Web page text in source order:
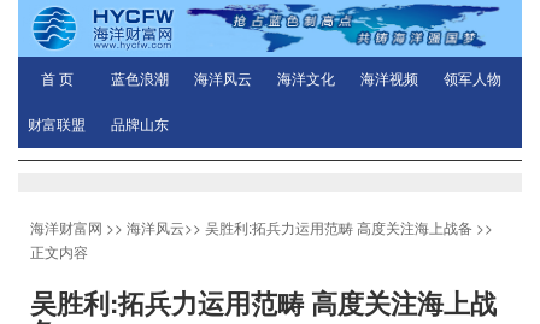
首 页 蓝色浪潮 海洋风云 海洋文化 海洋视频 领军人物
财富联盟 品牌山东
海洋财富网 >> 海洋风云>> 吴胜利:拓兵力运用范畴 高度关注海上战备 >>
正文内容
吴胜利:拓兵力运用范畴 高度关注海上战